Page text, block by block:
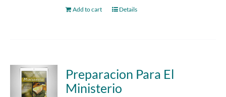
Add to cart Details
Preparacion Para El
Ministerio